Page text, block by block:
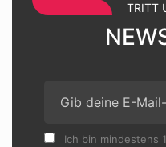
TRITT
Ich bin mindestens